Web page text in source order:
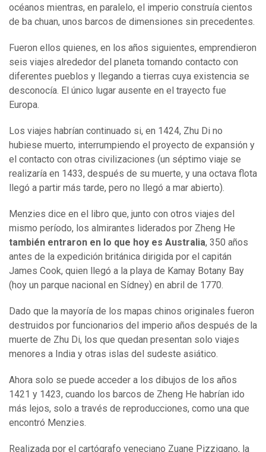
océanos mientras, en paralelo, el imperio construía cientos
de ba chuan, unos barcos de dimensiones sin precedentes.
Fueron ellos quienes, en los años siguientes, emprendieron
seis viajes alrededor del planeta tomando contacto con
diferentes pueblos y llegando a tierras cuya existencia se
desconocía. El único lugar ausente en el trayecto fue
Europa.
Los viajes habrían continuado si, en 1424, Zhu Di no
hubiese muerto, interrumpiendo el proyecto de expansión y
el contacto con otras civilizaciones (un séptimo viaje se
realizaría en 1433, después de su muerte, y una octava flota
llegó a partir más tarde, pero no llegó a mar abierto).
Menzies dice en el libro que, junto con otros viajes del
mismo período, los almirantes liderados por Zheng He
también entraron en lo que hoy es Australia, 350 años
antes de la expedición británica dirigida por el capitán
James Cook, quien llegó a la playa de Kamay Botany Bay
(hoy un parque nacional en Sídney) en abril de 1770.
Dado que la mayoría de los mapas chinos originales fueron
destruidos por funcionarios del imperio años después de la
muerte de Zhu Di, los que quedan presentan solo viajes
menores a India y otras islas del sudeste asiático.
Ahora solo se puede acceder a los dibujos de los años
1421 y 1423, cuando los barcos de Zheng He habrían ido
más lejos, solo a través de reproducciones, como una que
encontró Menzies.
Realizada por el cartógrafo veneciano Zuane Pizzigano, la